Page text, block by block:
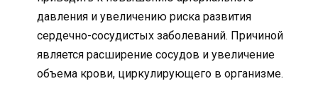
давления и увеличению риска развития
сердечно-сосудистых заболеваний. Причиной
является расширение сосудов и увеличение
объема крови, циркулирующего в организме.